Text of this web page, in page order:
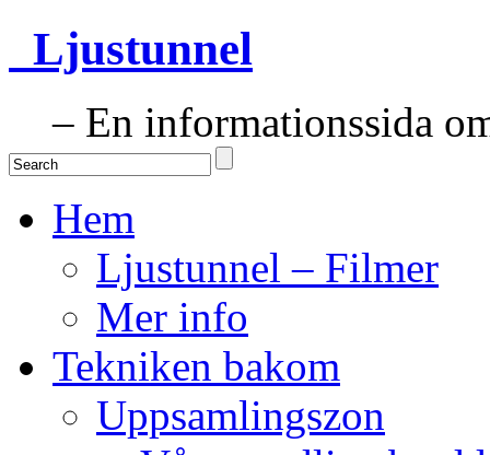
Ljustunnel
– En informationssida
Hem
Ljustunnel – Filmer
Mer info
Tekniken bakom
Uppsamlingszon